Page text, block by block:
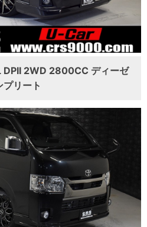
DPII 2WD 2800CC ディーゼ
リート